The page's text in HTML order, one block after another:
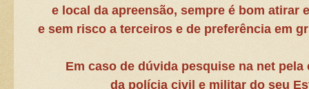
e local da apreensão, sempre é bom atirar
e sem risco a terceiros e de preferência em
Em caso de dúvida pesquise na net pela
da polícia civil e militar do seu